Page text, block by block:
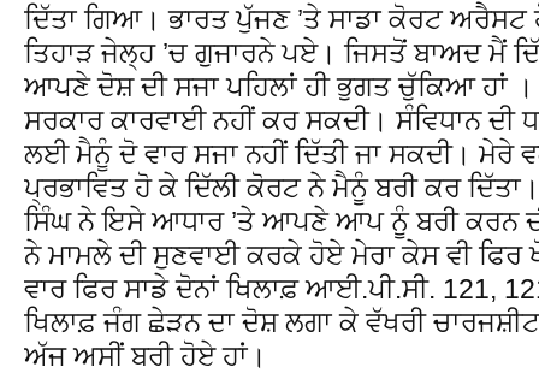
ਦਿੱਤਾ ਗਿਆ। ਭਾਰਤ ਪੁੱਜਣ ’ਤੇ ਸਾਡਾ ਕੋਰਟ
ਤਿਹਾੜ ਜੇਲ੍ਹ ’ਚ ਗੁਜਾਰਨੇ ਪਏ। ਜਿਸਤੋਂ ਬਾਅਦ ਮੈਂ
ਆਪਣੇ ਦੋਸ਼ ਦੀ ਸਜਾ ਪਹਿਲਾਂ ਹੀ ਭੁਗਤ ਚੁੱਕਿਆ ਹਾਂ
ਸਰਕਾਰ ਕਾਰਵਾਈ ਨਹੀਂ ਕਰ ਸਕਦੀ। ਸੰਵਿਧਾਨ ਦੀ
ਲਈ ਮੈਨੂੰ ਦੋ ਵਾਰ ਸਜਾ ਨਹੀਂ ਦਿੱਤੀ ਜਾ ਸਕਦੀ। ਮੇਰੇ
ਪ੍ਰਭਾਵਿਤ ਹੋ ਕੇ ਦਿੱਲੀ ਕੋਰਟ ਨੇ ਮੈਨੂੰ ਬਰੀ ਕਰ
ਸਿੰਘ ਨੇ ਇਸੇ ਆਧਾਰ ’ਤੇ ਆਪਣੇ ਆਪ ਨੂੰ ਬਰੀ ਕਰਨ
ਨੇ ਮਾਮਲੇ ਦੀ ਸੁਣਵਾਈ ਕਰਕੇ ਹੋਏ ਮੇਰਾ ਕੇਸ ਵੀ ਫਿਰ
ਵਾਰ ਫਿਰ ਸਾਡੇ ਦੋਨਾਂ ਖਿਲਾਫ਼ ਆਈ.ਪੀ.ਸੀ. 121,
ਖਿਲਾਫ਼ ਜੰਗ ਛੇੜਨ ਦਾ ਦੋਸ਼ ਲਗਾ ਕੇ ਵੱਖਰੀ
ਅੱਜ ਅਸੀਂ ਬਰੀ ਹੋਏ ਹਾਂ।